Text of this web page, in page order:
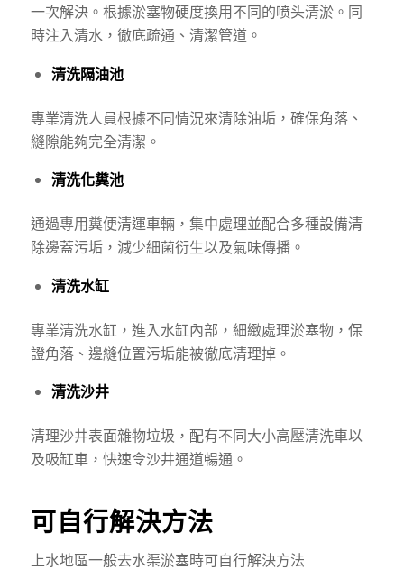
一次解決。根據淤塞物硬度換用不同的喷头清淤。同
時注入清水，徹底疏通、清潔管道。
清洗隔油池
專業清洗人員根據不同情況來清除油垢，確保角落、
縫隙能夠完全清潔。
清洗化糞池
通過專用糞便清運車輛，集中處理並配合多種設備清
除邊蓋污垢，減少細菌衍生以及氣味傳播。
清洗水缸
專業清洗水缸，進入水缸內部，細緻處理淤塞物，保
證角落、邊縫位置污垢能被徹底清理掉。
清洗沙井
清理沙井表面雜物垃圾，配有不同大小高壓清洗車以
及吸缸車，快速令沙井通道暢通。
可自行解決方法
上水地區一般去水渠淤塞時可自行解決方法